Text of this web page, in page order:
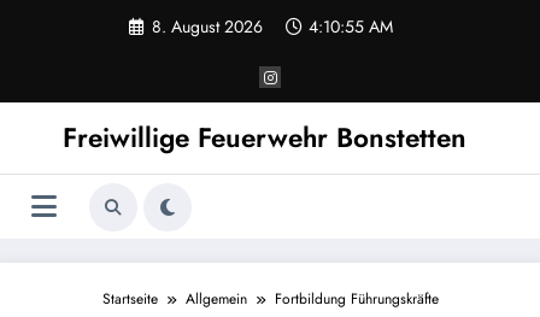
8. August 2026 4:10:55 AM
Freiwillige Feuerwehr Bonstetten
Startseite Allgemein Fortbildung Führungskräfte